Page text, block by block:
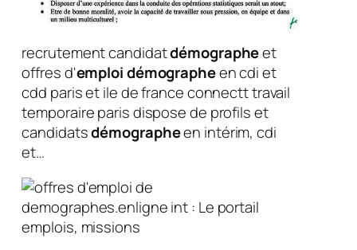
recrutement candidatdémographeet
offres d'emploidémographeen cdi et
cdd paris et ile de france connectt travail
temporaire paris dispose de profils et
candidatsdémographeen intérim, cdi
et…